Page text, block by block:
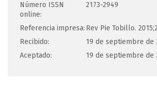
Número ISSN
online:
2173-2949
Referencia impresa: Rev Pie Tobillo.
Recibido:
19 de septiembre de
Aceptado:
19 de septiembre de